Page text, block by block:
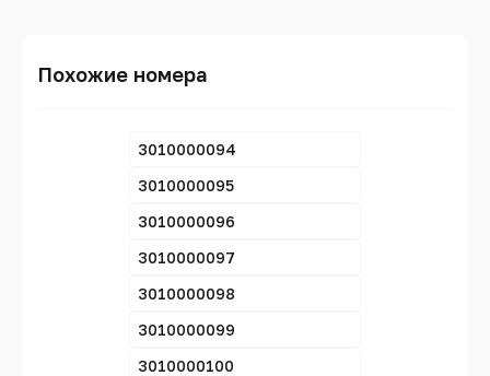
Похожие номера
3010000094
3010000095
3010000096
3010000097
3010000098
3010000099
3010000100